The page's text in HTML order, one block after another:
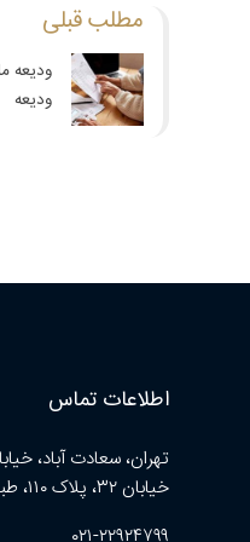
مطلب قبلی
ودیعه
ودیعه
اطلاعات تماس
تهران، سعادت آباد،
خیابان ۳۲، پلاک ۱۱۰، طبقه دوم، واحد۳